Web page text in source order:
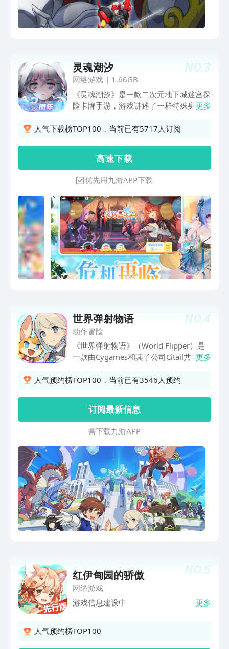
NO.3
灵魂潮汐
网络游戏| 1.66GB
《灵魂潮汐》是一款二次元地下城迷宫探
险卡牌手游，游戏讲述了一群特殊身份的
故事。 在命运的指引下，玩家成为人偶
宫，揭开世界崩坏的真相，一同化腐朽为
更多
人气下载榜TOP100，当前已有5717人订阅
高 速 下 载
优先用九游APP下载
NO.4
世界弹射物语
动作冒险
《世界弹射物语》（World Flipper）是
一款由Cygames和其子公司Citail共同开
过瞄准目标，弹射角色来打败敌人。游戏
来华丽的打败敌人吧。同时，玩家还可以
通过多人合作的方式，与伙伴一同挑战强
大的领主，赢取更加丰盛的奖励！
更多
人气预约榜TOP100，当前已有3546人预约
订阅最新信息
需 下 载 九 游 A P P
NO.5
红伊甸园的骄傲
网络游戏
游戏信息建设中
更多
人气预约榜TOP100